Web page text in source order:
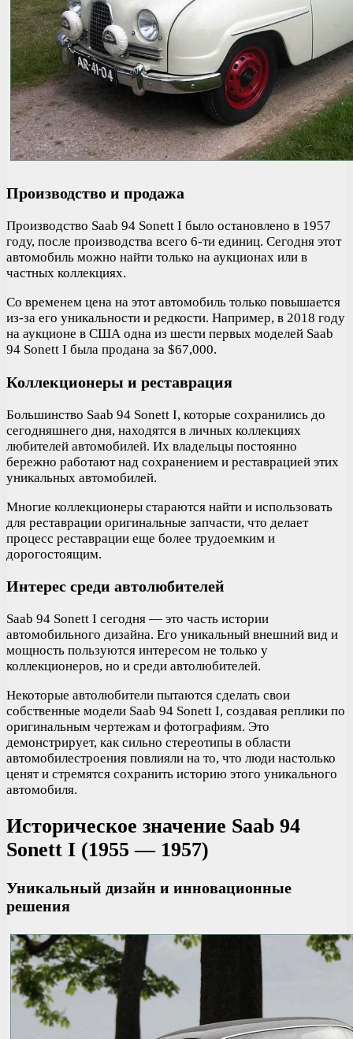
Производство и продажа
Производство Saab 94 Sonett I было остановлено в 1957
году, после производства всего 6-ти единиц. Сегодня этот
автомобиль можно найти только на аукционах или в
частных коллекциях.
Со временем цена на этот автомобиль только повышается
из-за его уникальности и редкости. Например, в 2018 году
на аукционе в США одна из шести первых моделей Saab
94 Sonett I была продана за $67,000.
Коллекционеры и реставрация
Большинство Saab 94 Sonett I, которые сохранились до
сегодняшнего дня, находятся в личных коллекциях
любителей автомобилей. Их владельцы постоянно
бережно работают над сохранением и реставрацией этих
уникальных автомобилей.
Многие коллекционеры стараются найти и использовать
для реставрации оригинальные запчасти, что делает
процесс реставрации еще более трудоемким и
дорогостоящим.
Интерес среди автолюбителей
Saab 94 Sonett I сегодня — это часть истории
автомобильного дизайна. Его уникальный внешний вид и
мощность пользуются интересом не только у
коллекционеров, но и среди автолюбителей.
Некоторые автолюбители пытаются сделать свои
собственные модели Saab 94 Sonett I, создавая реплики по
оригинальным чертежам и фотографиям. Это
демонстрирует, как сильно стереотипы в области
автомобилестроения повлияли на то, что люди настолько
ценят и стремятся сохранить историю этого уникального
автомобиля.
Историческое значение Saab 94
Sonett I (1955 — 1957)
Уникальный дизайн и инновационные
решения